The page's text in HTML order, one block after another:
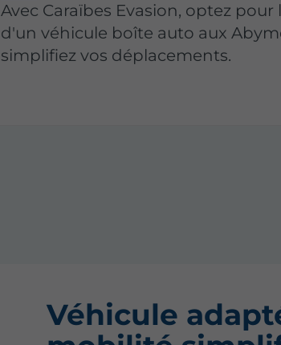
Avec Caraïbes Evasion, optez pour
d'un véhicule boîte auto aux
simplifiez vos déplacements.
Véhicule